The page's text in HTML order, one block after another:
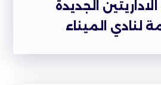
الاداريتين الجديدة
لنادي الميناء